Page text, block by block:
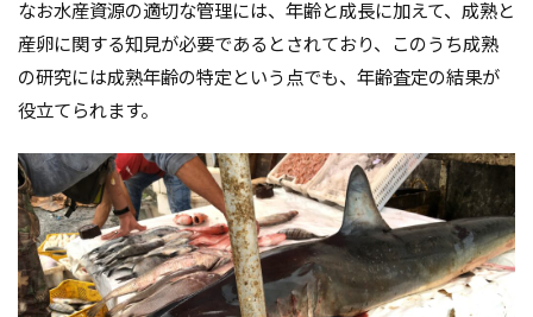
なお水産資源の適切な管理には、年齢と成長に加えて、成熟と
産卵に関する知見が必要であるとされており、
このうち成熟
の研究には成熟年齢の特定という点でも、年齢査定の結果が
役立てられます。